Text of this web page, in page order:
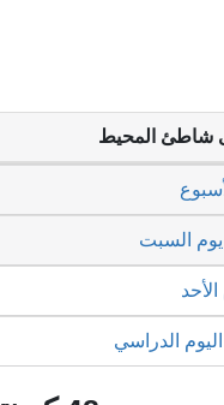
شاطئ المحيط
السبت
الدراسي